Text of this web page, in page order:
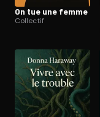
On tue une femme
Collectif